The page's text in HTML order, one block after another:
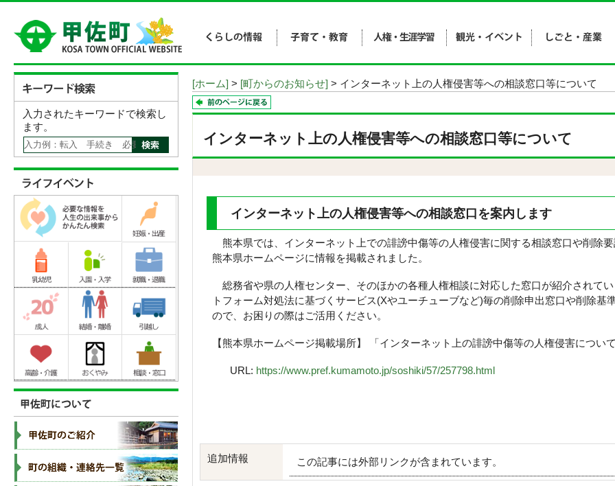
[ホーム] > [町からのお知らせ] > インターネット上の人権侵害等への相談窓口等について
インターネット上の人権侵害等への相談窓口等について
インターネット上の人権侵害等への相談窓口を案内します
熊本県では、インターネット上での誹謗中傷等の人権侵害に関する相談窓口や削除
熊本県ホームページに情報を掲載されました。
総務省や県の人権センター、そのほかの各種人権相談に対応した窓口が紹介されて
トフォーム対処法に基づくサービス(Xやユーチューブなど)毎の削除申出窓口や削除基
ので、お困りの際はご活用ください。
【熊本県ホームページ掲載場所】 「インターネット上の誹謗中傷等の人権侵害につい
URL: https://www.pref.kumamoto.jp/soshiki/57/257798.html
追加情報 この記事には外部リンクが含まれています。
入力されたキーワードで検索し
ます。